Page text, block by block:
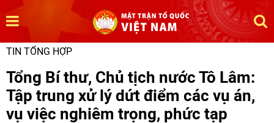
TIN TỔNG HỢP
Tổng Bí thư, Chủ tịch nước Tô Lâm:
Tập trung xử lý dứt điểm các vụ án,
vụ việc nghiêm trọng, phức tạp